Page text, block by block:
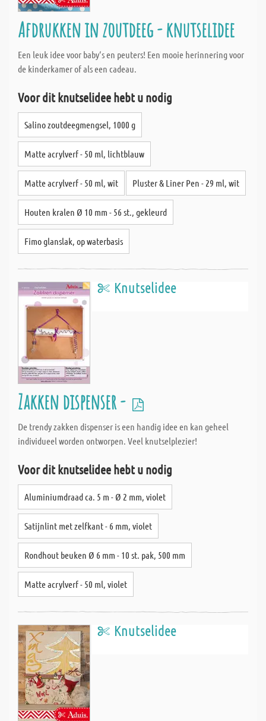
Afdrukken in zoutdeeg - knutselidee
Een leuk idee voor baby‘s en peuters! Een mooie herinnering voor
de kinderkamer of als een cadeau.
Voor dit knutselidee hebt u nodig
Salino zoutdeegmengsel, 1000 g
Matte acrylverf - 50 ml, lichtblauw
Matte acrylverf - 50 ml, wit Pluster & Liner Pen - 29 ml, wit
Houten kralen Ø 10 mm - 56 st., gekleurd
Fimo glanslak, op waterbasis
Knutselidee
Zakken dispenser -
De trendy zakken dispenser is een handig idee en kan geheel
individueel worden ontworpen. Veel knutselplezier!
Voor dit knutselidee hebt u nodig
Aluminiumdraad ca. 5 m - Ø 2 mm, violet
Satijnlint met zelfkant - 6 mm, violet
Rondhout beuken Ø 6 mm - 10 st. pak, 500 mm
Matte acrylverf - 50 ml, violet
Knutselidee